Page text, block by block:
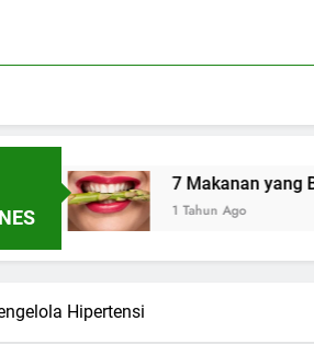
7 Makanan yang Bantu
1 Tahun Ago
Hipertensi